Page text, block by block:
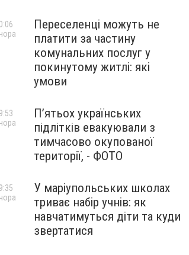
Переселенці можуть не
платити за частину
комунальних послуг у
покинутому житлі: які
умови
П’ятьох українських
підлітків евакуювали з
тимчасово окупованої
території, - ФОТО
У маріупольських школах
триває набір учнів: як
навчатимуться діти та куди
звертатися